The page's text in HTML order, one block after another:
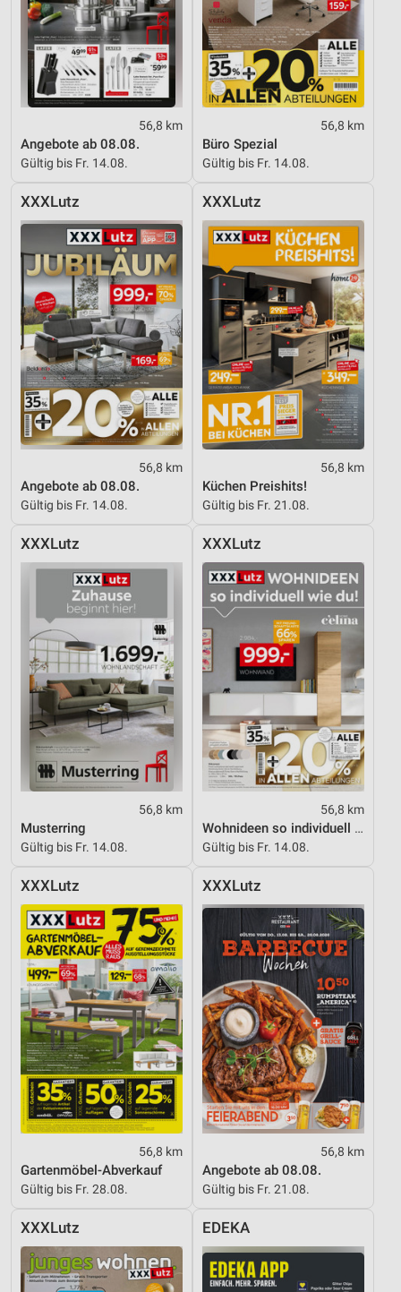
56,8 km
Angebote ab 08.08.
Gültig bis Fr. 14.08.
56,8 km
Büro Spezial
Gültig bis Fr. 14.08.
XXXLutz
56,8 km
Angebote ab 08.08.
Gültig bis Fr. 14.08.
XXXLutz
56,8 km
Küchen Preishits!
Gültig bis Fr. 21.08.
XXXLutz
56,8 km
Musterring
Gültig bis Fr. 14.08.
XXXLutz
56,8 km
Wohnideen so individuell wie du!
Gültig bis Fr. 14.08.
XXXLutz
56,8 km
Gartenmöbel-Abverkauf
Gültig bis Fr. 28.08.
XXXLutz
56,8 km
Angebote ab 08.08.
Gültig bis Fr. 21.08.
XXXLutz EDEKA